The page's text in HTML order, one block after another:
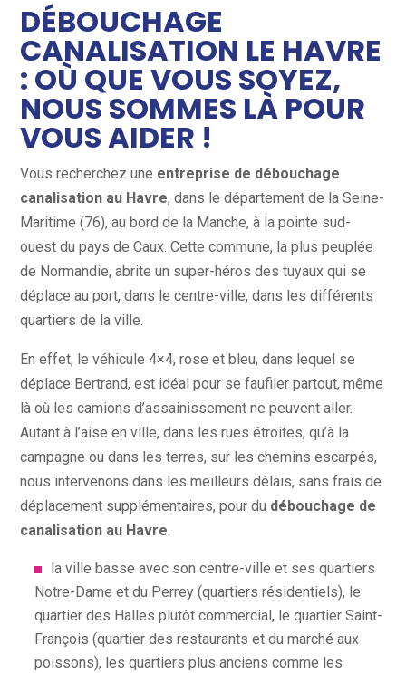
DÉBOUCHAGE
CANALISATION LE HAVRE
: OÙ QUE VOUS SOYEZ,
NOUS SOMMES LÀ POUR
VOUS AIDER !
Vous recherchez une entreprise de débouchage
canalisation au Havre, dans le département de la Seine-
Maritime (76), au bord de la Manche, à la pointe sud-
ouest du pays de Caux. Cette commune, la plus peuplée
de Normandie, abrite un super-héros des tuyaux qui se
déplace au port, dans le centre-ville, dans les différents
quartiers de la ville.
En effet, le véhicule 4×4, rose et bleu, dans lequel se
déplace Bertrand, est idéal pour se faufiler partout, même
là où les camions d’assainissement ne peuvent aller.
Autant à l’aise en ville, dans les rues étroites, qu’à la
campagne ou dans les terres, sur les chemins escarpés,
nous intervenons dans les meilleurs délais, sans frais de
déplacement supplémentaires, pour du débouchage de
canalisation au Havre.
la ville basse avec son centre-ville et ses quartiers
Notre-Dame et du Perrey (quartiers résidentiels), le
quartier des Halles plutôt commercial, le quartier Saint-
François (quartier des restaurants et du marché aux
poissons), les quartiers plus anciens comme les